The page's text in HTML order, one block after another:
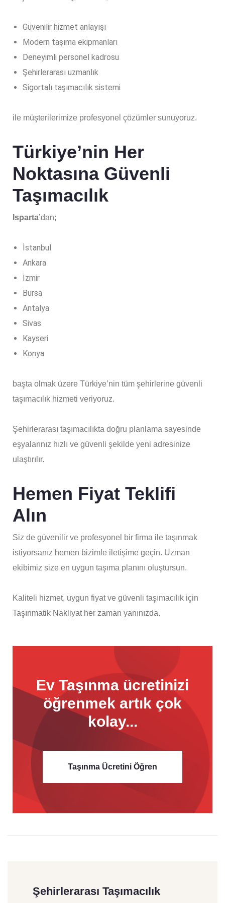
Güvenilir hizmet anlayışı
Modern taşıma ekipmanları
Deneyimli personel kadrosu
Şehirlerarası uzmanlık
Sigortalı taşımacılık sistemi
ile müşterilerimize profesyonel çözümler sunuyoruz.
Türkiye’nin Her
Noktasına Güvenli
Taşımacılık
Isparta’dan;
İstanbul
Ankara
İzmir
Bursa
Antalya
Sivas
Kayseri
Konya
başta olmak üzere Türkiye’nin tüm şehirlerine güvenli
taşımacılık hizmeti veriyoruz.
Şehirlerarası taşımacılıkta doğru planlama sayesinde
eşyalarınız hızlı ve güvenli şekilde yeni adresinize
ulaştırılır.
Hemen Fiyat Teklifi
Alın
Siz de güvenilir ve profesyonel bir firma ile taşınmak
istiyorsanız hemen bizimle iletişime geçin. Uzman
ekibimiz size en uygun taşıma planını oluştursun.
Kaliteli hizmet, uygun fiyat ve güvenli taşımacılık için
Taşınmatik Nakliyat her zaman yanınızda.
Ev Taşınma ücretinizi
öğrenmek artık çok
kolay...
Taşınma Ücretini Öğren
Şehirlerarası Taşımacılık